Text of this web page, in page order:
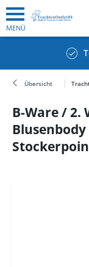
MENÜ
Übersicht
B-Ware / 2.